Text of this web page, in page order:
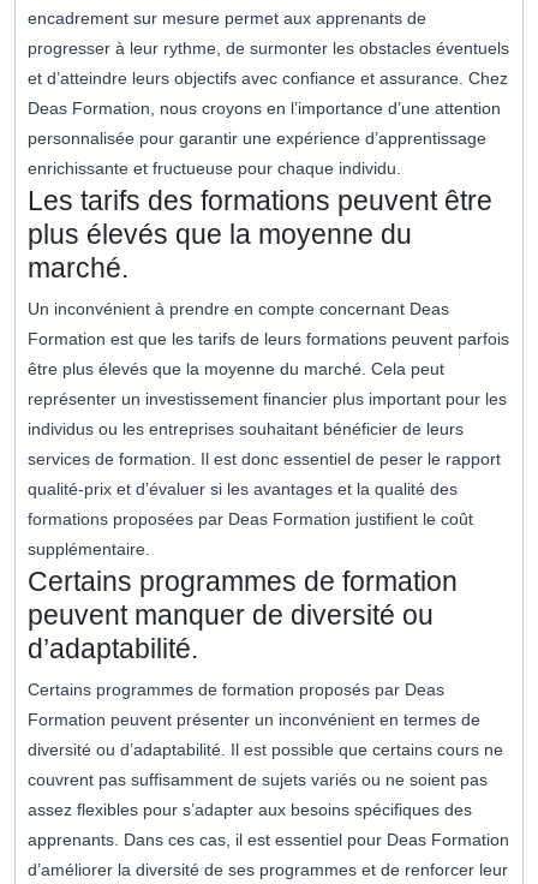
encadrement sur mesure permet aux apprenants de
progresser à leur rythme, de surmonter les obstacles éventuels
et d’atteindre leurs objectifs avec confiance et assurance. Chez
Deas Formation, nous croyons en l’importance d’une attention
personnalisée pour garantir une expérience d’apprentissage
enrichissante et fructueuse pour chaque individu.
Les tarifs des formations peuvent être
plus élevés que la moyenne du
marché.
Un inconvénient à prendre en compte concernant Deas
Formation est que les tarifs de leurs formations peuvent parfois
être plus élevés que la moyenne du marché. Cela peut
représenter un investissement financier plus important pour les
individus ou les entreprises souhaitant bénéficier de leurs
services de formation. Il est donc essentiel de peser le rapport
qualité-prix et d’évaluer si les avantages et la qualité des
formations proposées par Deas Formation justifient le coût
supplémentaire.
Certains programmes de formation
peuvent manquer de diversité ou
d’adaptabilité.
Certains programmes de formation proposés par Deas
Formation peuvent présenter un inconvénient en termes de
diversité ou d’adaptabilité. Il est possible que certains cours ne
couvrent pas suffisamment de sujets variés ou ne soient pas
assez flexibles pour s’adapter aux besoins spécifiques des
apprenants. Dans ces cas, il est essentiel pour Deas Formation
d’améliorer la diversité de ses programmes et de renforcer leur